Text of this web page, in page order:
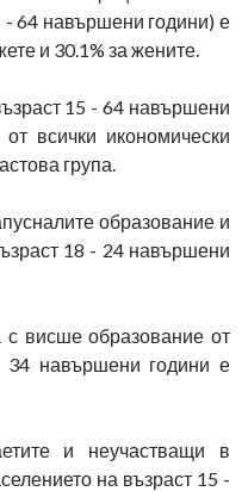
- 64 навършени години) е
и 30.1% за жените.
15 - 64 навършени
всички икономически
група.
образование и
18 - 24 навършени
с висше образование от
34 навършени години е
и неучастващи в
на възраст 15 -